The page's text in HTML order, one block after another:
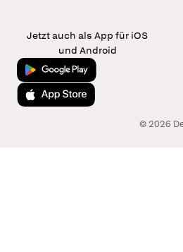
Jetzt auch als App für iOS
und Android
Jetzt bei Google Play
Laden im App Store
© 2026